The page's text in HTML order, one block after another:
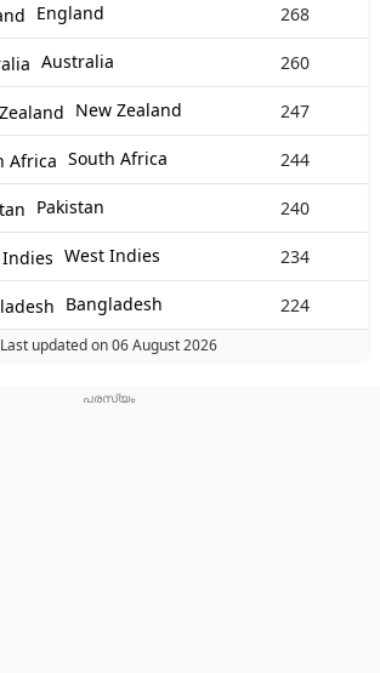
England 268
Australia 260
New Zealand 247
South Africa 244
Pakistan 240
West Indies 234
Bangladesh 224
Last updated on 06 August 2026